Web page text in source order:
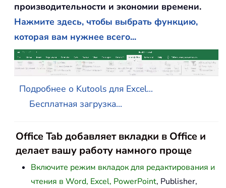
производительности и экономии времени.
Нажмите здесь, чтобы выбрать функцию,
которая вам нужнее всего...
Подробнее о Kutools для Excel...
Бесплатная загрузка...
Office Tab добавляет вкладки в Office и
делает вашу работу намного проще
Включите режим вкладок для редактирования и
чтения в Word, Excel, PowerPoint, Publisher,